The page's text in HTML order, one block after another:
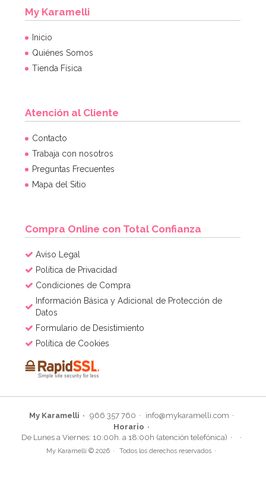
Marco para Photocall inflable 70 cm
AÑADIR
Regalos para piñata Shimmer y Shine
My Karamelli
Inicio
Quiénes Somos
Tienda Física
Atención al Cliente
Contacto
Trabaja con nosotros
Preguntas Frecuentes
Mapa del Sitio
Compra Online con Total Confianza
Aviso Legal
Política de Privacidad
Condiciones de Compra
Información Básica y Adicional de Protección de
Datos
Formulario de Desistimiento
Política de Cookies
My Karamelli 966 357 760
info@mykaramelli.com
Horario
De Lunes a Viernes: 10:00h. a 18:00h (atención telefónica)
My Karamelli © 2026 Todos los derechos reservados